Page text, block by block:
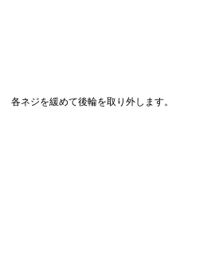
各ネジを緩めて後輪を取り外します。